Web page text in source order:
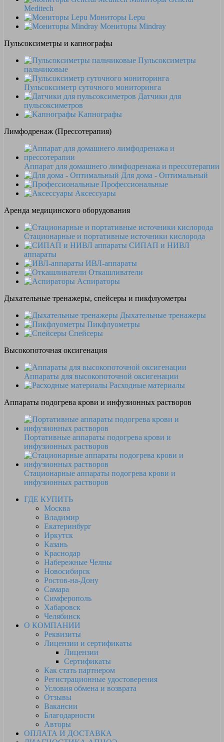
Meditech
Мониторы Lepu
Мониторы Mindray
Пульсоксиметры и капнографы
Пульсоксиметры
пальчиковые
Пульсоксиметр суточного мониторинга
Датчики для
пульсоксиметров
Kапнографы
Лимфодренаж (Прессотерапия)
Аппарат для домашнего лимфодренажа и прессотерапии
Для дома - Оптимальный
Профессиональные
Аксессуары
Аренда медицинского оборудования
Стационарные и портативные источники кислорода
СИПАП и НИВЛ
аппараты
ИВЛ-аппараты
Откашливатели
Аспираторы
Дыхательные тренажеры, спейсеры и пикфлуометры
Дыхательные тренажеры
Пикфлуометры
Спейсеры
Высокопоточная оксигенация
Аппараты для высокопоточной оксигенации
Расходные материалы
Аппараты подогрева крови и инфузионных растворов
Портативные аппараты подогрева крови и
инфузионных растворов
Стационарные аппараты подогрева крови и
инфузионных растворов
ГДЕ КУПИТЬ
Москва
Владимир
Екатеринбург
Иркутск
Казань
Краснодар
Набережные Челны
Новосибирск
Ростов-на-Дону
Самара
Симферополь
Хабаровск
Челябинск
О КОМПАНИИ
Реквизиты
Лицензии и сертификаты
Лицензии
Сертификаты
Как стать партнером
Регистрационные удостоверения
Условия обмена и возврата
Отзывы
Вакансии
Благодарности
Авторы
ОПЛАТА И ДОСТАВКА